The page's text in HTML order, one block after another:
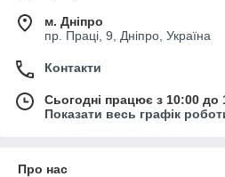
м. Дніпро
пр. Праці, 9, Дніпро, Україна
Контакти
Сьогодні працює з 10:00 до
Показати весь графік
Про нас